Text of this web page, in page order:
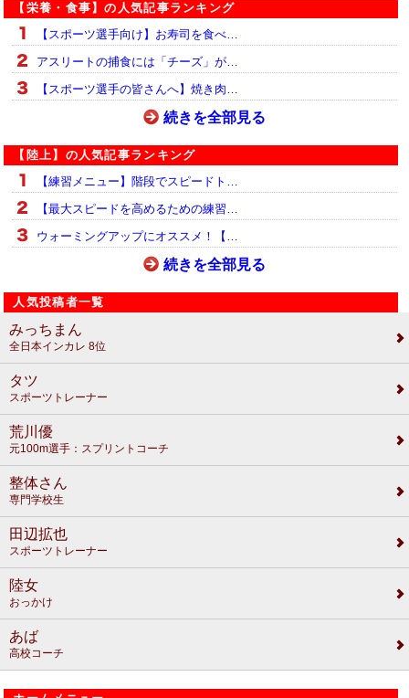
【栄養・食事】の人気記事ランキング
【スポーツ選手向け】お寿司を食べ…
アスリートの捕食には「チーズ」が…
【スポーツ選手の皆さんへ】焼き肉…
続きを全部見る
【陸上】の人気記事ランキング
【練習メニュー】階段でスピードト…
【最大スピードを高めるための練習…
ウォーミングアップにオススメ！【…
続きを全部見る
人気投稿者一覧
みっちまん
全日本インカレ 8位
タツ
スポーツトレーナー
荒川優
元100m選手：スプリントコーチ
整体さん
専門学校生
田辺拡也
スポーツトレーナー
陸女
おっかけ
あば
高校コーチ